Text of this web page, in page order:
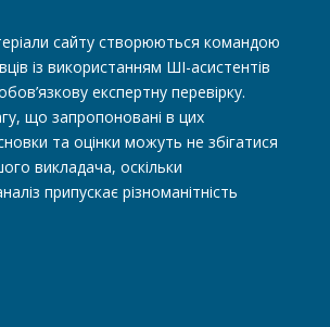
сайту створюються командою
із використанням ШІ-асистентів
експертну перевірку.
що запропоновані в цих
та оцінки можуть не збігатися
викладача, оскільки
припускає різноманітність